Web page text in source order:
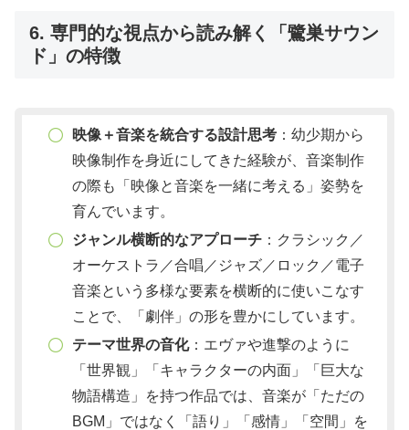
6. 専門的な視点から読み解く「鷺巣サウン
ド」の特徴
映像＋音楽を統合する設計思考：幼少期から
映像制作を身近にしてきた経験が、音楽制作
の際も「映像と音楽を一緒に考える」姿勢を
育んでいます。
ジャンル横断的なアプローチ：クラシック／
オーケストラ／合唱／ジャズ／ロック／電子
音楽という多様な要素を横断的に使いこなす
ことで、「劇伴」の形を豊かにしています。
テーマ世界の音化：エヴァや進撃のように
「世界観」「キャラクターの内面」「巨大な
物語構造」を持つ作品では、音楽が「ただの
BGM」ではなく「語り」「感情」「空間」を